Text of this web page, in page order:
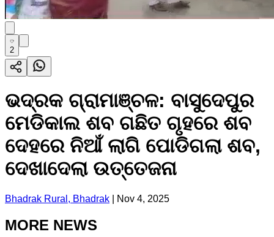
2
ଭଦ୍ରକ ଗ୍ରାମାଞ୍ଚଳ: ବାସୁଦେପୁର
ମେଡିକାଲ ଶବ ଗଛିତ ଗୃହରେ ଶବ
ଦେହରେ ନିଆଁ ଲାଗି ପୋଡିଗଲା ଶବ,
ଦେଖାଦେଲା ଉତ୍ତେଜନା
Bhadrak Rural, Bhadrak Nov 4, 2025
MORE NEWS